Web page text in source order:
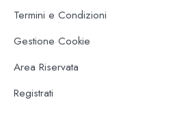
Termini e Condizioni
Gestione Cookie
Area Riservata
Registrati